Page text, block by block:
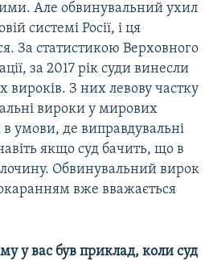
Але обвинувальний ухил
системі Росії, і ця
За статистикою Верховного
за 2017 рік суди винесли
вироків. З них левову частку
вироки у мирових
в умови, де виправдувальні
якщо суд бачить, що в
Обвинувальний вирок
вже вважається
у вас був приклад, коли суд